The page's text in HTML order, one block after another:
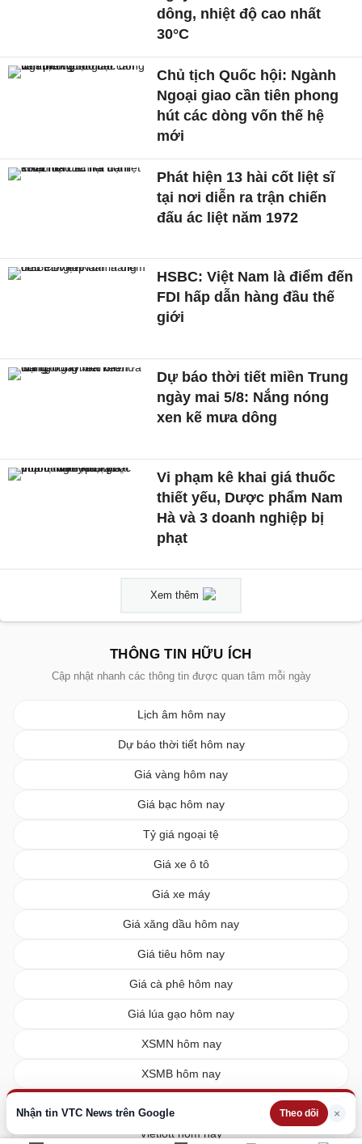
Nhận tin VTC News trên Google Theo dõi ×
dông, nhiệt độ cao nhất
30°C
Chủ tịch Quốc hội: Ngành
Ngoại giao cần tiên phong
hút các dòng vốn thế hệ
mới
Phát hiện 13 hài cốt liệt sĩ
tại nơi diễn ra trận chiến
đấu ác liệt năm 1972
HSBC: Việt Nam là điểm đến
FDI hấp dẫn hàng đầu thế
giới
Dự báo thời tiết miền Trung
ngày mai 5/8: Nắng nóng
xen kẽ mưa dông
Vi phạm kê khai giá thuốc
thiết yếu, Dược phẩm Nam
Hà và 3 doanh nghiệp bị
phạt
Xem thêm
THÔNG TIN HỮU ÍCH
Cập nhật nhanh các thông tin được quan tâm mỗi ngày
Lịch âm hôm nay
Dự báo thời tiết hôm nay
Giá vàng hôm nay
Giá bạc hôm nay
Tỷ giá ngoại tệ
Giá xe ô tô
Giá xe máy
Giá xăng dầu hôm nay
Giá tiêu hôm nay
Giá cà phê hôm nay
Giá lúa gạo hôm nay
XSMN hôm nay
XSMB hôm nay
Vietlott hôm nay